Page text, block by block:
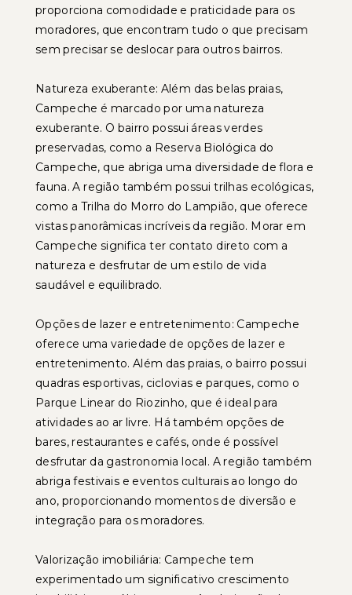
proporciona comodidade e praticidade para os
moradores, que encontram tudo o que precisam
sem precisar se deslocar para outros bairros.
Natureza exuberante: Além das belas praias,
Campeche é marcado por uma natureza
exuberante. O bairro possui áreas verdes
preservadas, como a Reserva Biológica do
Campeche, que abriga uma diversidade de flora e
fauna. A região também possui trilhas ecológicas,
como a Trilha do Morro do Lampião, que oferece
vistas panorâmicas incríveis da região. Morar em
Campeche significa ter contato direto com a
natureza e desfrutar de um estilo de vida
saudável e equilibrado.
Opções de lazer e entretenimento: Campeche
oferece uma variedade de opções de lazer e
entretenimento. Além das praias, o bairro possui
quadras esportivas, ciclovias e parques, como o
Parque Linear do Riozinho, que é ideal para
atividades ao ar livre. Há também opções de
bares, restaurantes e cafés, onde é possível
desfrutar da gastronomia local. A região também
abriga festivais e eventos culturais ao longo do
ano, proporcionando momentos de diversão e
integração para os moradores.
Valorização imobiliária: Campeche tem
experimentado um significativo crescimento